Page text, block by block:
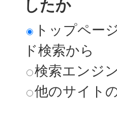
したか
トップペー
ド検索から
検索エンジ
他のサイト